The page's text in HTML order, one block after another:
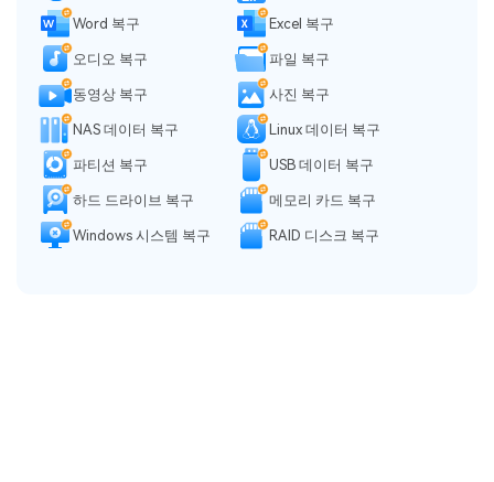
Word 복구 Excel 복구
오디오 복구 파일 복구
동영상 복구 사진 복구
NAS 데이터 복구 Linux 데이터 복구
파티션 복구 USB 데이터 복구
하드 드라이브 복구 메모리 카드 복구
Windows 시스템 복구 RAID 디스크 복구